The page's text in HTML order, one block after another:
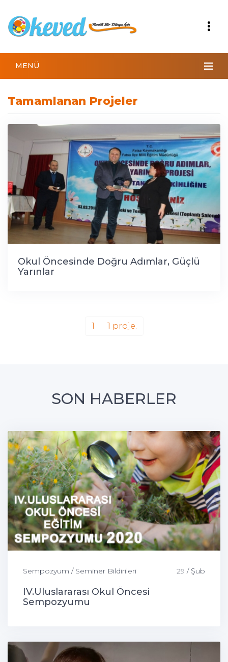
MENÜ
Tamamlanan Projeler
Okul Öncesinde Doğru Adımlar, Güçlü
Yarınlar
1 1 proje.
SON HABERLER
Sempozyum / Seminer Bildirileri 29 / Şub
IV.Uluslararası Okul Öncesi
Sempozyumu